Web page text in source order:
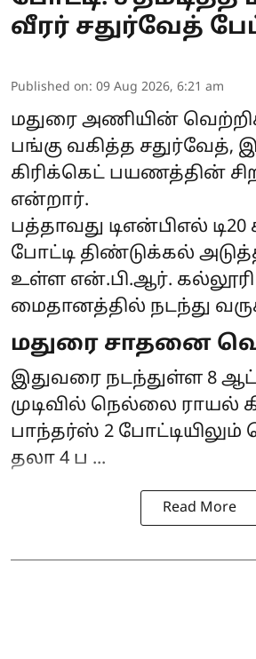
வீரர் சதுர்வேத்
Published on: 09 Aug 2026, 6:21 am
மதுரை அணியின்
பங்கு வகித்த சதுர்வேத்,
கிரிக்கெட் பயணத்தின்
என்றார்.
பத்தாவது டிஎன்பிஎல் டி20
போட்டி திண்டுக்கல்
உள்ள என்.பி.ஆர். கல்லூரி
மைதானத்தில் நடந்து
மதுரை சாதனை
இதுவரை நடந்துள்ள 8
முடிவில் நெல்லை ராயல்
பாந்தர்ஸ் 2 போட்டியிலும்
தலா 4 ப ...
Read More